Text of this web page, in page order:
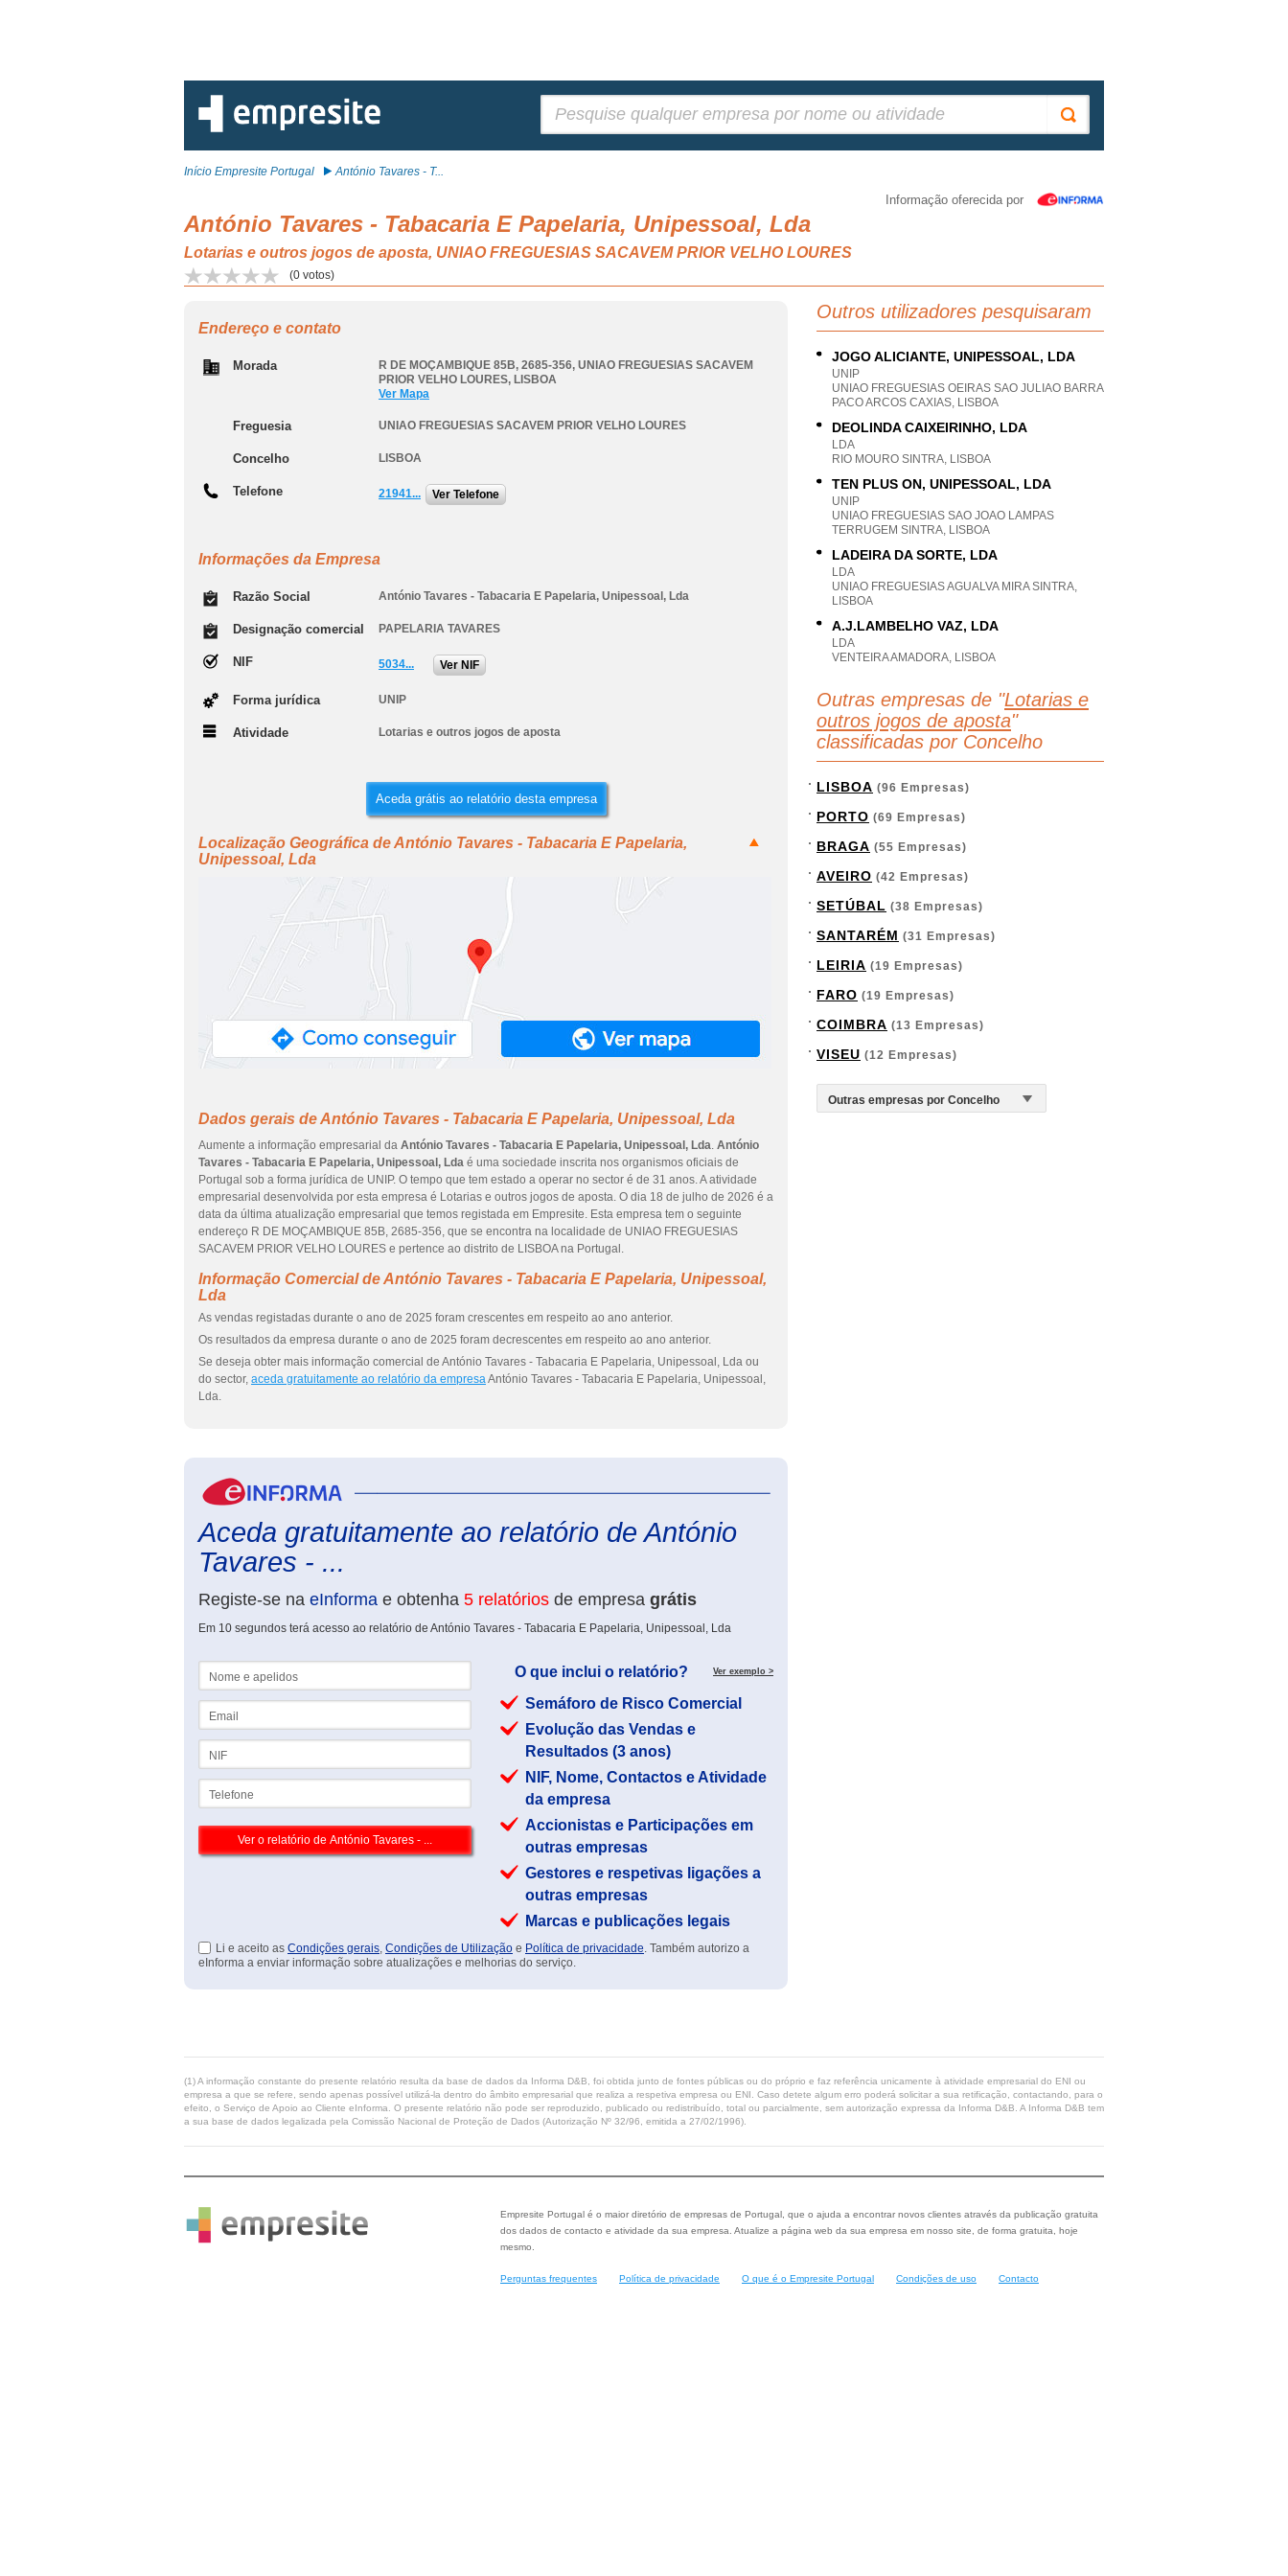
Início Empresite Portugal António Tavares - T...
Informação oferecida por
António Tavares - Tabacaria E Papelaria, Unipessoal, Lda
Lotarias e outros jogos de aposta, UNIAO FREGUESIAS SACAVEM PRIOR VELHO LOURES
(0 votos)
Endereço e contato
Morada R DE MOÇAMBIQUE 85B, 2685-356, UNIAO FREGUESIAS SACAVEM
PRIOR VELHO LOURES, LISBOA
Ver Mapa
Freguesia UNIAO FREGUESIAS SACAVEM PRIOR VELHO LOURES
Concelho LISBOA
Telefone 21941... Ver Telefone
Informações da Empresa
Razão Social António Tavares - Tabacaria E Papelaria, Unipessoal, Lda
Designação comercial PAPELARIA TAVARES
NIF 5034... Ver NIF
Forma jurídica UNIP
Atividade Lotarias e outros jogos de aposta
Aceda grátis ao relatório desta empresa
Localização Geográfica de António Tavares - Tabacaria E Papelaria,
Unipessoal, Lda
Dados gerais de António Tavares - Tabacaria E Papelaria, Unipessoal, Lda
Aumente a informação empresarial da António Tavares - Tabacaria E Papelaria, Unipessoal, Lda. António
Tavares - Tabacaria E Papelaria, Unipessoal, Lda é uma sociedade inscrita nos organismos oficiais de
Portugal sob a forma jurídica de UNIP. O tempo que tem estado a operar no sector é de 31 anos. A atividade
empresarial desenvolvida por esta empresa é Lotarias e outros jogos de aposta. O dia 18 de julho de 2026 é a
data da última atualização empresarial que temos registada em Empresite. Esta empresa tem o seguinte
endereço R DE MOÇAMBIQUE 85B, 2685-356, que se encontra na localidade de UNIAO FREGUESIAS
SACAVEM PRIOR VELHO LOURES e pertence ao distrito de LISBOA na Portugal.
Informação Comercial de António Tavares - Tabacaria E Papelaria, Unipessoal,
Lda
As vendas registadas durante o ano de 2025 foram crescentes em respeito ao ano anterior.
Os resultados da empresa durante o ano de 2025 foram decrescentes em respeito ao ano anterior.
Se deseja obter mais informação comercial de António Tavares - Tabacaria E Papelaria, Unipessoal, Lda ou
do sector, aceda gratuitamente ao relatório da empresaAntónio Tavares - Tabacaria E Papelaria, Unipessoal,
Lda.
Aceda gratuitamente ao relatório de António
Tavares - ...
Registe-se na eInforma e obtenha 5 relatórios de empresa grátis
Em 10 segundos terá acesso ao relatório de António Tavares - Tabacaria E Papelaria, Unipessoal, Lda
O que inclui o relatório? Ver exemplo >
Semáforo de Risco Comercial
Evolução das Vendas e
Resultados (3 anos)
NIF, Nome, Contactos e Atividade
da empresa
Accionistas e Participações em
outras empresas
Gestores e respetivas ligações a
outras empresas
Marcas e publicações legais
Li e aceito as Condições gerais, Condições de Utilização e Política de privacidade. Também autorizo a
eInforma a enviar informação sobre atualizações e melhorias do serviço.
Outros utilizadores pesquisaram
JOGO ALICIANTE, UNIPESSOAL, LDA
UNIP
UNIAO FREGUESIAS OEIRAS SAO JULIAO BARRA
PACO ARCOS CAXIAS, LISBOA
DEOLINDA CAIXEIRINHO, LDA
LDA
RIO MOURO SINTRA, LISBOA
TEN PLUS ON, UNIPESSOAL, LDA
UNIP
UNIAO FREGUESIAS SAO JOAO LAMPAS
TERRUGEM SINTRA, LISBOA
LADEIRA DA SORTE, LDA
LDA
UNIAO FREGUESIAS AGUALVA MIRA SINTRA,
LISBOA
A.J.LAMBELHO VAZ, LDA
LDA
VENTEIRA AMADORA, LISBOA
Outras empresas de "Lotarias e
outros jogos de aposta"
classificadas por Concelho
LISBOA (96 Empresas)
PORTO (69 Empresas)
BRAGA (55 Empresas)
AVEIRO (42 Empresas)
SETÚBAL (38 Empresas)
SANTARÉM (31 Empresas)
LEIRIA (19 Empresas)
FARO (19 Empresas)
COIMBRA (13 Empresas)
VISEU (12 Empresas)
(1) A informação constante do presente relatório resulta da base de dados da Informa D&B, foi obtida junto de fontes públicas ou do próprio e faz referência unicamente à atividade empresarial do ENI ou
empresa a que se refere, sendo apenas possível utilizá-la dentro do âmbito empresarial que realiza a respetiva empresa ou ENI. Caso detete algum erro poderá solicitar a sua retificação, contactando, para o
efeito, o Serviço de Apoio ao Cliente eInforma. O presente relatório não pode ser reproduzido, publicado ou redistribuído, total ou parcialmente, sem autorização expressa da Informa D&B. A Informa D&B tem
a sua base de dados legalizada pela Comissão Nacional de Proteção de Dados (Autorização Nº 32/96, emitida a 27/02/1996).
Empresite Portugal é o maior diretório de empresas de Portugal, que o ajuda a encontrar novos clientes através da publicação gratuita
dos dados de contacto e atividade da sua empresa. Atualize a página web da sua empresa em nosso site, de forma gratuita, hoje
mesmo.
Perguntas frequentes Política de privacidade O que é o Empresite Portugal Condições de uso Contacto